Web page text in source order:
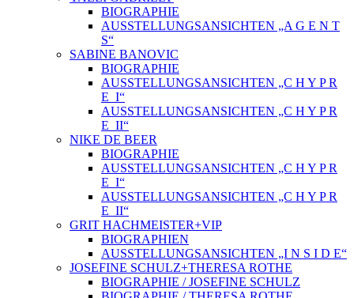
BIOGRAPHIE
AUSSTELLUNGSANSICHTEN „A G E N T
S“
SABINE BANOVIC
BIOGRAPHIE
AUSSTELLUNGSANSICHTEN „C H Y P R
E_I“
AUSSTELLUNGSANSICHTEN „C H Y P R
E_II“
NIKE DE BEER
BIOGRAPHIE
AUSSTELLUNGSANSICHTEN „C H Y P R
E_I“
AUSSTELLUNGSANSICHTEN „C H Y P R
E_II“
GRIT HACHMEISTER+VIP
BIOGRAPHIEN
AUSSTELLUNGSANSICHTEN „I N S I D E“
JOSEFINE SCHULZ+THERESA ROTHE
BIOGRAPHIE / JOSEFINE SCHULZ